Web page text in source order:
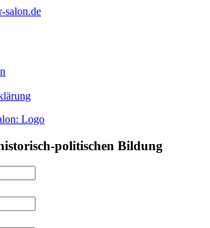
salon.de
politischen Bildung